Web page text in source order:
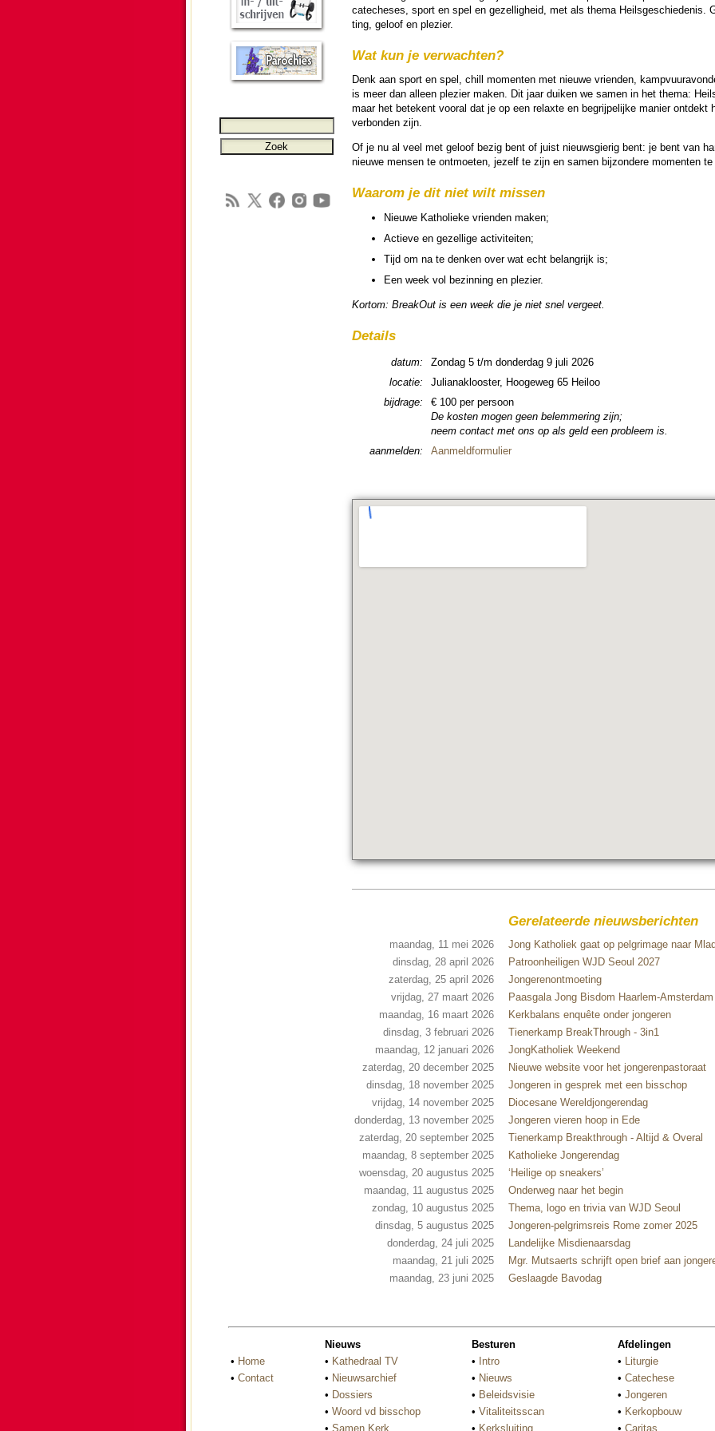
catecheses, sport en spel en gezel­lig­heid, met als thema Heilsge­schie­de­nis.
ting, geloof en plezier.
Wat kun je ver­wach­ten?
Denk aan sport en spel, chill momenten met nieuwe vrien­den,
is meer dan alleen plezier maken. Dit jaar duiken we samen in het thema:
maar het betekent vooral dat je op een relaxte en be­grij­pe­lijke manier ontdekt
verbon­den zijn.
Of je nu al veel met geloof bezig bent of juist nieuws­gie­rig bent: je bent van
nieuwe mensen te ont­moe­ten, jezelf te zijn en samen bij­zon­dere momenten te
Waarom je dit niet wilt missen
Nieuwe Katho­lieke vrien­den maken;
Actieve en gezel­lige ac­ti­vi­teiten;
Tijd om na te denken over wat echt be­lang­rijk is;
Een week vol be­zin­ning en plezier.
Kortom: BreakOut is een week die je niet snel vergeet.
Details
datum:
Zondag 5 t/m don­der­dag 9 juli 2026
locatie:
Juliana­kloos­ter, Hoogeweg 65 Heiloo
bijdrage:
€ 100 per persoon
De kosten mogen geen be­lem­me­ring zijn;
neem contact met ons op als geld een probleem is.
aanmel­den:
Aanmeld­for­mu­lier
Gerelateerde nieuwsberichten
maandag, 11 mei 2026
Jong Katholiek gaat op pelgrimage naar
dinsdag, 28 april 2026
Patroonheiligen WJD Seoul 2027
zaterdag, 25 april 2026
Jongerenontmoeting
vrijdag, 27 maart 2026
Paasgala Jong Bisdom Haarlem-Amsterdam
maandag, 16 maart 2026
Kerkbalans enquête onder jongeren
dinsdag, 3 februari 2026
Tienerkamp BreakThrough - 3in1
maandag, 12 januari 2026
JongKatholiek Weekend
zaterdag, 20 december 2025
Nieuwe website voor het jongerenpastoraat
dinsdag, 18 november 2025
Jongeren in gesprek met een bisschop
vrijdag, 14 november 2025
Diocesane Wereldjongerendag
donderdag, 13 november 2025
Jongeren vieren hoop in Ede
zaterdag, 20 september 2025
Tienerkamp Breakthrough - Altijd & Overal
maandag, 8 september 2025
Katholieke Jongerendag
woensdag, 20 augustus 2025
‘Heilige op sneakers’
maandag, 11 augustus 2025
Onderweg naar het begin
zondag, 10 augustus 2025
Thema, logo en trivia van WJD Seoul
dinsdag, 5 augustus 2025
Jongeren-pelgrimsreis Rome zomer 2025
donderdag, 24 juli 2025
Landelijke Misdienaarsdag
maandag, 21 juli 2025
Mgr. Mutsaerts schrijft open brief aan
maandag, 23 juni 2025
Geslaagde Bavodag
• Home
• Contact
Nieuws
• Kathedraal TV
• Nieuwsarchief
• Dossiers
• Woord vd bisschop
• Samen Kerk
Besturen
• Intro
• Nieuws
• Beleidsvisie
• Vitaliteitsscan
• Kerksluiting
Afdelingen
• Liturgie
• Catechese
• Jongeren
• Kerkopbouw
• Caritas